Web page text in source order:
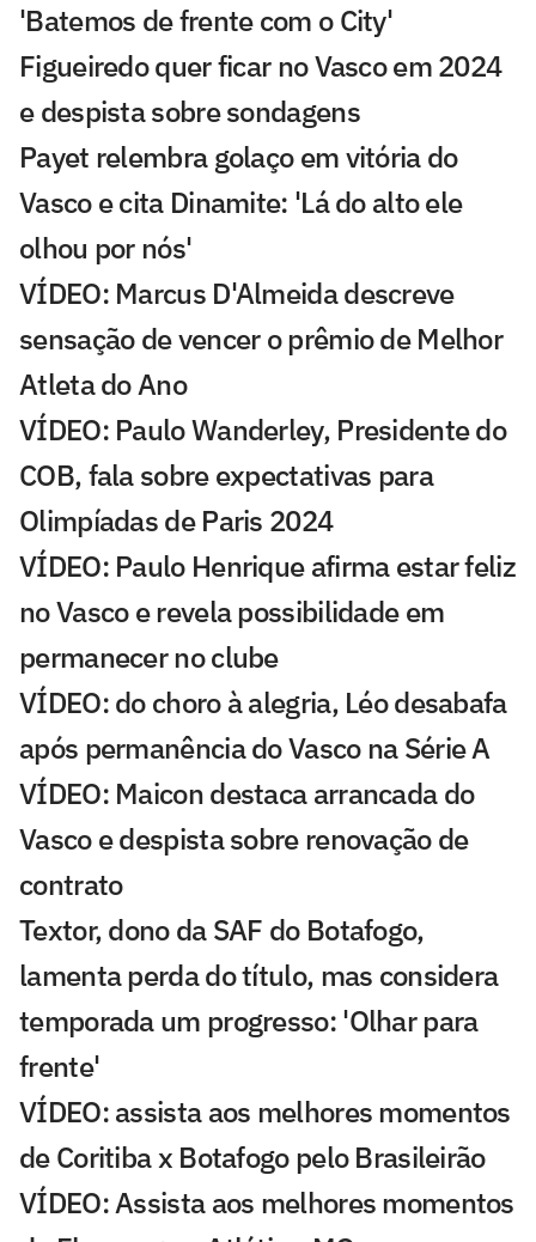
'Batemos de frente com o City'
Figueiredo quer ficar no Vasco em 2024
e despista sobre sondagens
Payet relembra golaço em vitória do
Vasco e cita Dinamite: 'Lá do alto ele
olhou por nós'
VÍDEO: Marcus D'Almeida descreve
sensação de vencer o prêmio de Melhor
Atleta do Ano
VÍDEO: Paulo Wanderley, Presidente do
COB, fala sobre expectativas para
Olimpíadas de Paris 2024
VÍDEO: Paulo Henrique afirma estar feliz
no Vasco e revela possibilidade em
permanecer no clube
VÍDEO: do choro à alegria, Léo desabafa
após permanência do Vasco na Série A
VÍDEO: Maicon destaca arrancada do
Vasco e despista sobre renovação de
contrato
Textor, dono da SAF do Botafogo,
lamenta perda do título, mas considera
temporada um progresso: 'Olhar para
frente'
VÍDEO: assista aos melhores momentos
de Coritiba x Botafogo pelo Brasileirão
VÍDEO: Assista aos melhores momentos